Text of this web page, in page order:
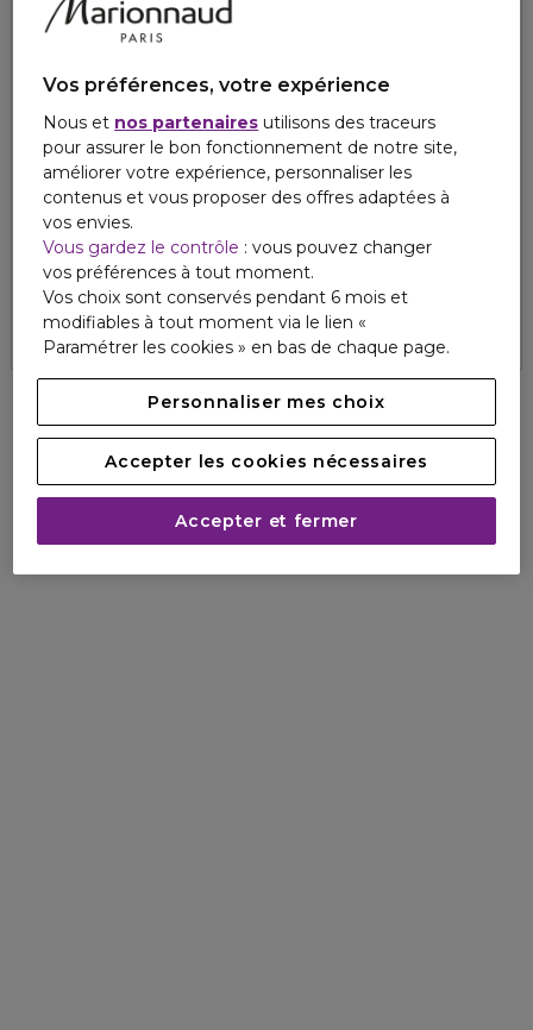
LES SECRETS DE LOLY
KURL POTION
Lait coiffant au quinoa, bambou & amande
27,10 € 4.5 4
LES SECRETS DE LOLY
KURL FUSION
Crème-gel multi-textures
26,60 € 5 2
Vos préférences, votre expérience
Nous et nos partenaires utilisons des traceurs
pour assurer le bon fonctionnement de notre site,
améliorer votre expérience, personnaliser les
contenus et vous proposer des offres adaptées à
vos envies.
Vous gardez le contrôle : vous pouvez changer
vos préférences à tout moment.
Vos choix sont conservés pendant 6 mois et
modifiables à tout moment via le lien «
Paramétrer les cookies » en bas de chaque page.
Personnaliser mes choix
Accepter les cookies nécessaires
Accepter et fermer